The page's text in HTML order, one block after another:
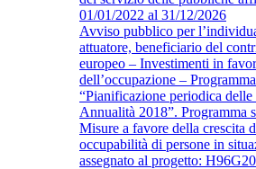
01/01/2022 al 31/12/2026
Avviso pubblico per
attuatore, beneficiario del
europeo – Investimenti in
dell’occupazione –
“Pianificazione periodica
Annualità 2018”. Programma
Misure a favore della crescita
occupabilità di persone in
assegnato al progetto: